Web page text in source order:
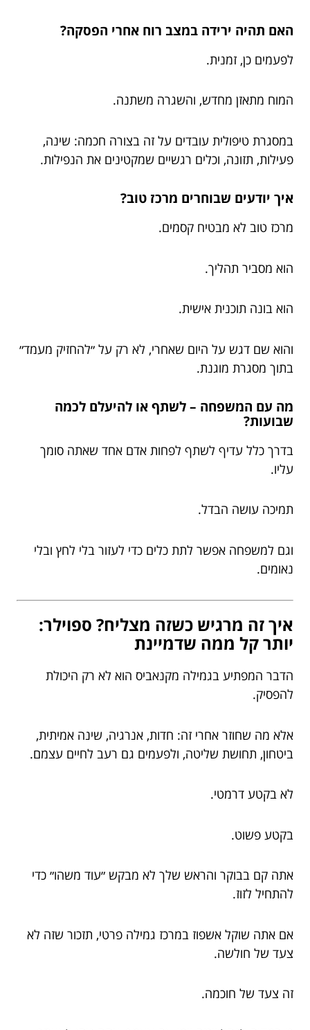
האם תהיה ירידה במצב רוח אחרי הפסקה?
לפעמים כן, זמנית.
המוח מתאזן מחדש, והשגרה משתנה.
במסגרת טיפולית עובדים על זה בצורה חכמה: שינה,
פעילות, תזונה, וכלים רגשיים שמקטינים את הנפילות.
איך יודעים שבוחרים מרכז טוב?
מרכז טוב לא מבטיח קסמים.
הוא מסביר תהליך.
הוא בונה תוכנית אישית.
והוא שם דגש על היום שאחרי, לא רק על ״להחזיק מעמד״
בתוך מסגרת מוגנת.
מה עם המשפחה – לשתף או להיעלם לכמה
שבועות?
בדרך כלל עדיף לשתף לפחות אדם אחד שאתה סומך
עליו.
תמיכה עושה הבדל.
וגם למשפחה אפשר לתת כלים כדי לעזור בלי לחץ ובלי
נאומים.
איך זה מרגיש כשזה מצליח? ספוילר:
יותר קל ממה שדמיינת
הדבר המפתיע בגמילה מקנאביס הוא לא רק היכולת
להפסיק.
אלא מה שחוזר אחרי זה: חדות, אנרגיה, שינה אמיתית,
ביטחון, תחושת שליטה, ולפעמים גם רעב לחיים עצמם.
לא בקטע דרמטי.
בקטע פשוט.
אתה קם בבוקר והראש שלך לא מבקש ״עוד משהו״ כדי
להתחיל לזוז.
אם אתה שוקל אשפוז במרכז גמילה פרטי, תזכור שזה לא
צעד של חולשה.
זה צעד של חוכמה.